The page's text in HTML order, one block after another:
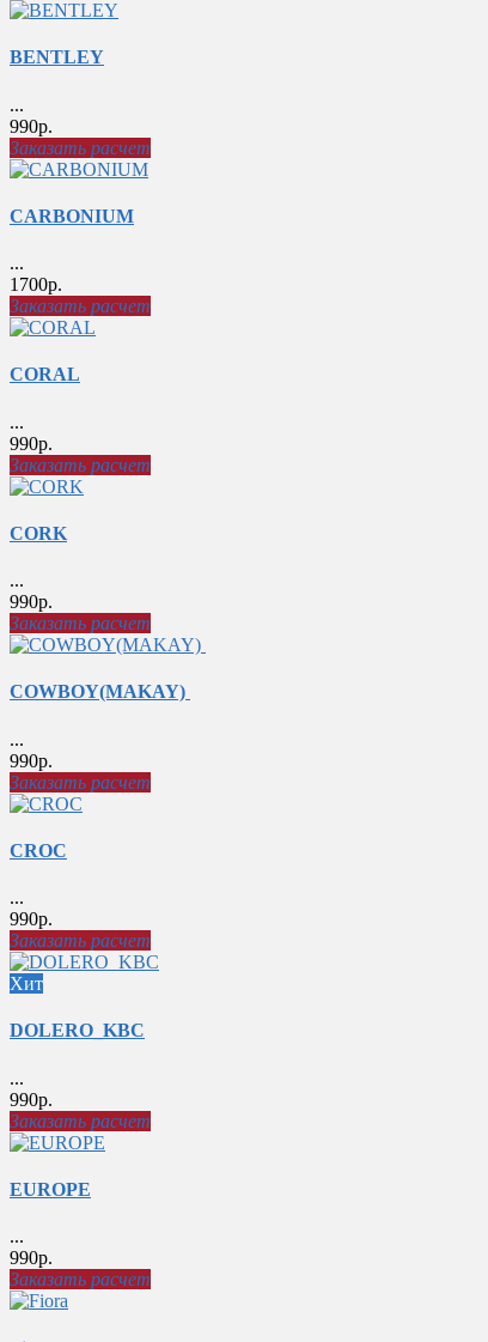
BENTLEY
...
990р.
Заказать расчет
CARBONIUM
...
1700р.
Заказать расчет
CORAL
...
990р.
Заказать расчет
CORK
...
990р.
Заказать расчет
COWBOY(MAKAY)
...
990р.
Заказать расчет
CROC
...
990р.
Заказать расчет
Хит
DOLERO_KBC
...
990р.
Заказать расчет
EUROPE
...
990р.
Заказать расчет